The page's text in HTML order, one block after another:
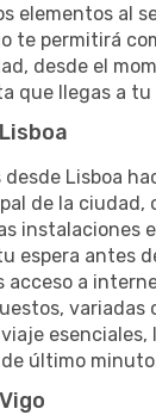
elementos al
te permitirá
desde el
que llegas a
Lisboa
de la ciudad,
instalaciones
espera antes
acceso a
variadas
esenciales,
último